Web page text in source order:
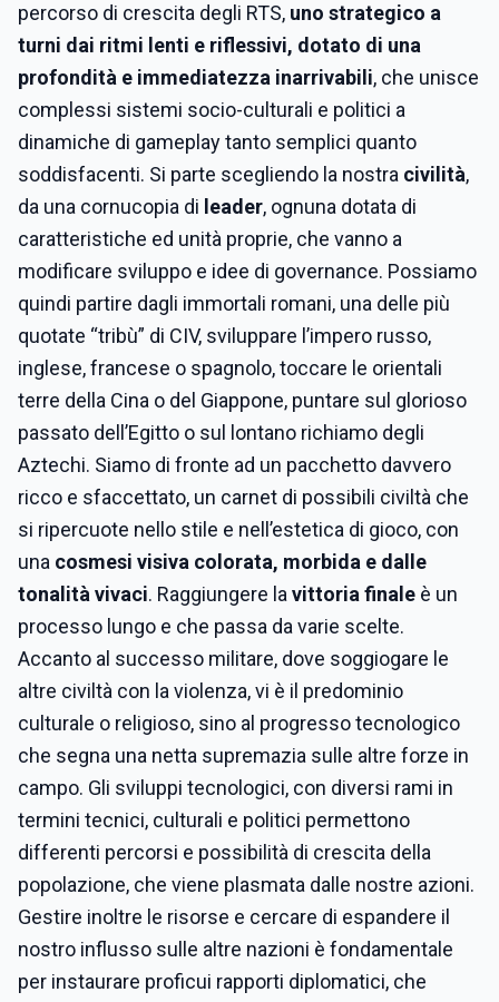
percorso di crescita degli RTS, uno strategico a
turni dai ritmi lenti e riflessivi, dotato di una
profondità e immediatezza inarrivabili, che unisce
complessi sistemi socio-culturali e politici a
dinamiche di gameplay tanto semplici quanto
soddisfacenti. Si parte scegliendo la nostra civilità,
da una cornucopia di leader, ognuna dotata di
caratteristiche ed unità proprie, che vanno a
modificare sviluppo e idee di governance. Possiamo
quindi partire dagli immortali romani, una delle più
quotate “tribù” di CIV, sviluppare l’impero russo,
inglese, francese o spagnolo, toccare le orientali
terre della Cina o del Giappone, puntare sul glorioso
passato dell’Egitto o sul lontano richiamo degli
Aztechi. Siamo di fronte ad un pacchetto davvero
ricco e sfaccettato, un carnet di possibili civiltà che
si ripercuote nello stile e nell’estetica di gioco, con
una cosmesi visiva colorata, morbida e dalle
tonalità vivaci. Raggiungere la vittoria finale è un
processo lungo e che passa da varie scelte.
Accanto al successo militare, dove soggiogare le
altre civiltà con la violenza, vi è il predominio
culturale o religioso, sino al progresso tecnologico
che segna una netta supremazia sulle altre forze in
campo. Gli sviluppi tecnologici, con diversi rami in
termini tecnici, culturali e politici permettono
differenti percorsi e possibilità di crescita della
popolazione, che viene plasmata dalle nostre azioni.
Gestire inoltre le risorse e cercare di espandere il
nostro influsso sulle altre nazioni è fondamentale
per instaurare proficui rapporti diplomatici, che